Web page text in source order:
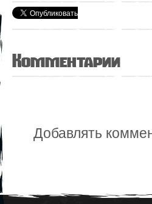
Комментарии
Добавлять